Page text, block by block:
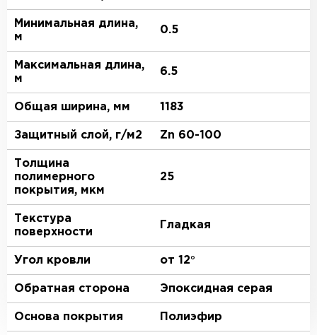
Минимальная длина,
м
0.5
Максимальная длина,
м
6.5
Общая ширина, мм 1183
Защитный слой, г/м2 Zn 60-100
Толщина
полимерного
покрытия, мкм
25
Текстура
поверхности
Гладкая
Угол кровли от 12°
Обратная сторона Эпоксидная серая
Основа покрытия Полиэфир